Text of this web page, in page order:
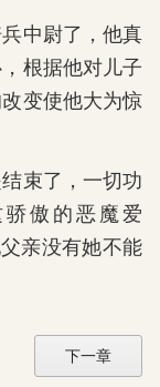
中尉了，他真
根据他对儿子
变使他大为惊
束了，一切功
傲的恶魔爱
亲没有她不能
下一章